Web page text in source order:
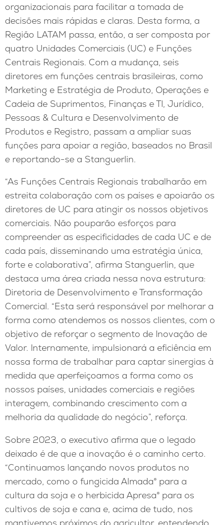
organizacionais para facilitar a tomada de
decisões mais rápidas e claras. Desta forma, a
Região LATAM passa, então, a ser composta por
quatro Unidades Comerciais (UC) e Funções
Centrais Regionais. Com a mudança, seis
diretores em funções centrais brasileiras, como
Marketing e Estratégia de Produto, Operações e
Cadeia de Suprimentos, Finanças e TI, Jurídico,
Pessoas & Cultura e Desenvolvimento de
Produtos e Registro, passam a ampliar suas
funções para apoiar a região, baseados no Brasil
e reportando-se a Stanguerlin.
“As Funções Centrais Regionais trabalharão em
estreita colaboração com os países e apoiarão os
diretores de UC para atingir os nossos objetivos
comerciais. Não pouparão esforços para
compreender as especificidades de cada UC e de
cada país, disseminando uma estratégia única,
forte e colaborativa”, afirma Stanguerlin, que
destaca uma área criada nessa nova estrutura:
Diretoria de Desenvolvimento e Transformação
Comercial. “Esta será responsável por melhorar a
forma como atendemos os nossos clientes, com o
objetivo de reforçar o segmento de Inovação de
Valor. Internamente, impulsionará a eficiência em
nossa forma de trabalhar para captar sinergias à
medida que aperfeiçoamos a forma como os
nossos países, unidades comerciais e regiões
interagem, combinando crescimento com a
melhoria da qualidade do negócio”, reforça.
Sobre 2023, o executivo afirma que o legado
deixado é de que a inovação é o caminho certo.
“Continuamos lançando novos produtos no
mercado, como o fungicida Almada® para a
cultura da soja e o herbicida Apresa® para os
cultivos de soja e cana e, acima de tudo, nos
mantivemos próximos do agricultor, entendendo